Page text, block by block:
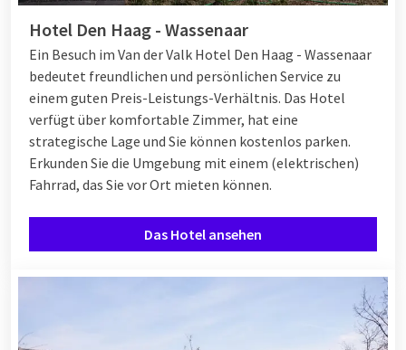
Hotel Den Haag - Wassenaar
Ein Besuch im Van der Valk Hotel Den Haag - Wassenaar
bedeutet freundlichen und persönlichen Service zu
einem guten Preis-Leistungs-Verhältnis. Das Hotel
verfügt über komfortable Zimmer, hat eine
strategische Lage und Sie können kostenlos parken.
Erkunden Sie die Umgebung mit einem (elektrischen)
Fahrrad, das Sie vor Ort mieten können.
Das Hotel ansehen